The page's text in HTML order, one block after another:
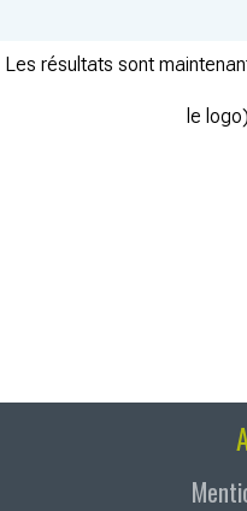
Les résultats sont
le logo)